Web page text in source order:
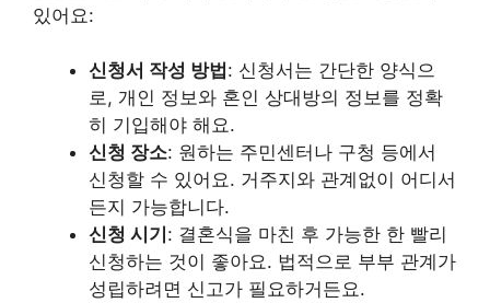
있어요:
신청서 작성 방법 : 신청서는 간단한 양식으
로, 개인 정보와 혼인 상대방의 정보를 정확
히 기입해야 해요.
신청 장소: 원하는 주민센터나 구청 등에서
신청할 수 있어요. 거주지와 관계없이 어디서
든지 가능합니다.
신청 시기 : 결혼식을 마친 후 가능한 한 빨리
신청하는 것이 좋아요. 법적으로 부부 관계가
성립하려면 신고가 필요하거든요.